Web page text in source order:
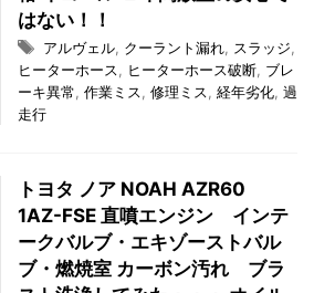
はない！！
アルヴェル クーラント漏れ スラッジ
ヒーターホース
ヒーターホース破断 ブレ
ーキ異常 作業ミス 修理ミス 経年劣化 過
走行
トヨタ ノア NOAH AZR60
1AZ-FSE 直噴エンジン インテ
ークバルブ・エキゾーストバル
ブ・燃焼室 カーボン汚れ ブラ